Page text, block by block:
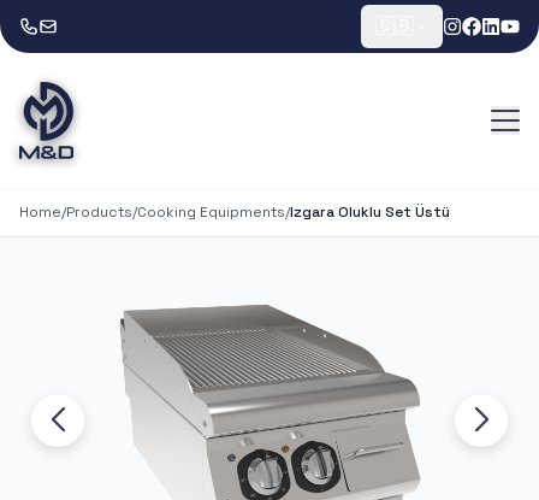
Home/Products/Cooking Equipments/Izgara Oluklu Set Üstü